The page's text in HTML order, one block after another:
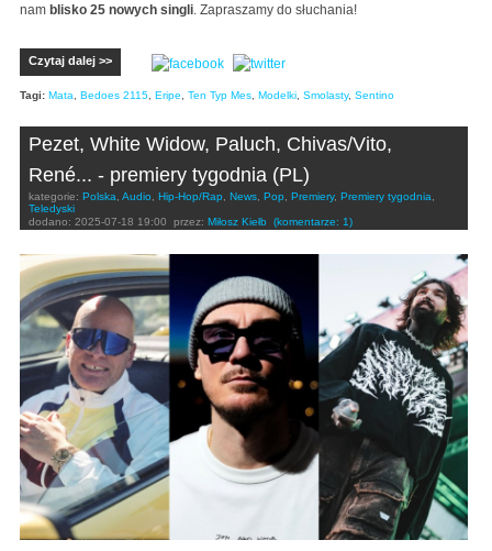
nam blisko 25 nowych singli . Zapraszamy do słuchania!
Czytaj dalej >>
Tagi: Mata Bedoes 2115 Eripe Ten Typ Mes Modelki Smolasty, Sentino
Pezet, White Widow, Paluch, Chivas/Vito,
René... - premiery tygodnia (PL)
kategorie: Polska Audio Hip-Hop/Rap News Pop Premiery, Premiery tygodnia
Teledyski
dodano: 2025-07-18 19:00 przez: Miłosz Kiełb (komentarze: 1)